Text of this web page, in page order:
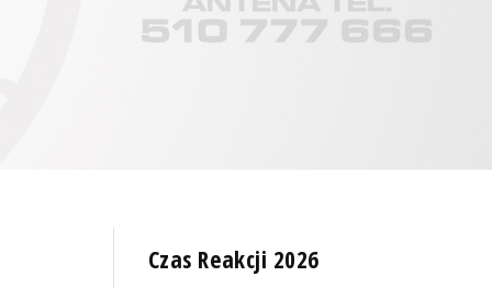
Czas Reakcji 2026